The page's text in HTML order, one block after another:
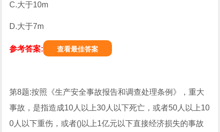
C.大于10m
D.大于7m
参考答案: 查看最佳答案
第8题:按照《生产安全事故报告和调查处理条例》，重大
事故，是指造成10人以上30人以下死亡，或者50人以上10
0人以下重伤，或者()以上1亿元以下直接经济损失的事故